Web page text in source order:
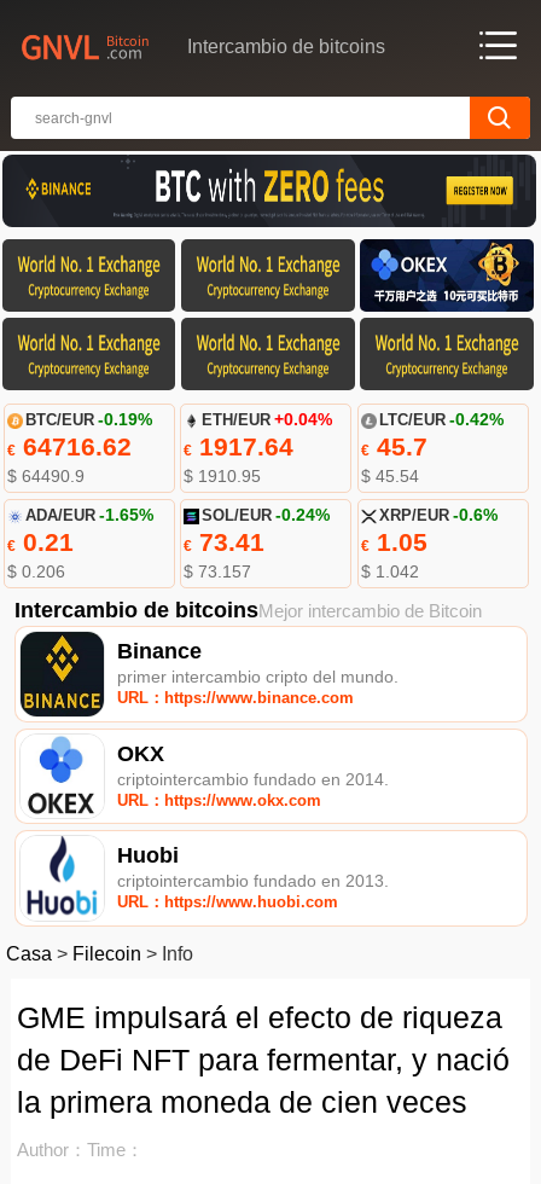
Intercambio de bitcoins
BTC/EUR -0.19%
€64716.62
$ 64490.9
ETH/EUR +0.04%
€ 1917.64
$ 1910.95
LTC/EUR -0.42%
€45.7
$ 45.54
ADA/EUR -1.65%
€0.21
$ 0.206
SOL/EUR -0.24%
€ 73.41
$ 73.157
XRP/EUR -0.6%
€1.05
$ 1.042
Intercambio de bitcoinsMejor intercambio de Bitcoin
Binance
primer intercambio cripto del mundo.
URL：https://www.binance.com
OKX
criptointercambio fundado en 2014.
URL：https://www.okx.com
Huobi
criptointercambio fundado en 2013.
URL：https://www.huobi.com
Casa > Filecoin > Info
GME impulsará el efecto de riqueza
de DeFi NFT para fermentar, y nació
la primera moneda de cien veces
Author： Time：